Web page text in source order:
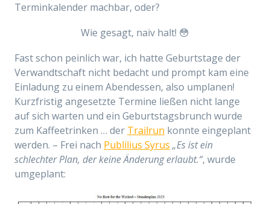
Terminkalender machbar, oder?
Wie gesagt, naiv halt! 😳
Fast schon peinlich war, ich hatte Geburtstage der
Verwandtschaft nicht bedacht und prompt kam eine
Einladung zu einem Abendessen, also umplanen!
Kurzfristig angesetzte Termine ließen nicht lange
auf sich warten und ein Geburtstagsbrunch wurde
zum Kaffeetrinken … der Trailrun konnte eingeplant
werden. – Frei nach Publilius Syrus „Es ist ein
schlechter Plan, der keine Änderung erlaubt.“, wurde
umgeplant: